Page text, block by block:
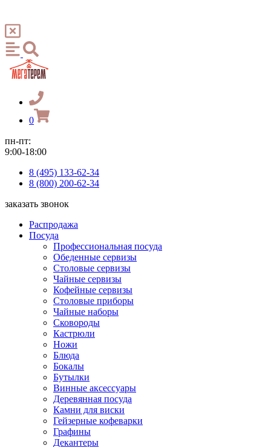
0
пн-пт:
9:00-18:00
8 (495) 133-62-34
8 (800) 200-62-34
заказать звонок
Распродажа
Посуда
Профессиональная посуда
Обеденные сервизы
Столовые сервизы
Чайные сервизы
Кофейные сервизы
Столовые приборы
Чайные наборы
Сковороды
Кастрюли
Ножи
Блюда
Бокалы
Бутылки
Винные аксессуары
Деревянная посуда
Камни для виски
Гейзерные кофеварки
Графины
Декантеры